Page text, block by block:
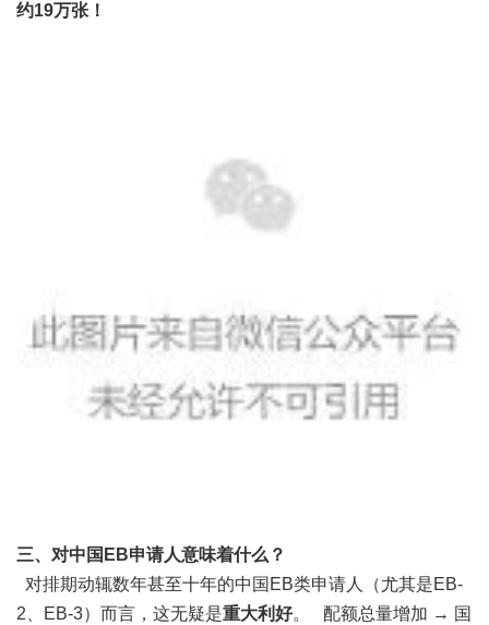
约19万张！
三、对中国EB申请人意味着什么？
对排期动辄数年甚至十年的中国EB类申请人（尤其是EB-
2、EB-3）而言，这无疑是重大利好。 配额总量增加 → 国